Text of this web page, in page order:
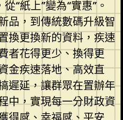
“紙上”變為“實惠”。
品，到傳統數碼升級智
換更換新的資料，疾速
者花得更少、換得更
金疾速落地、高效直
遲延，讓群眾在置辦年
中，實現每一分財政資